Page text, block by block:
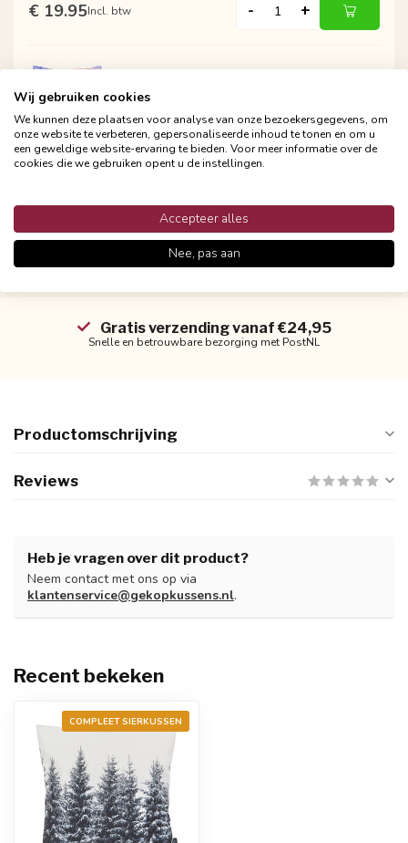
€ 19.95Incl. btw - +
Sierkussen Winter Wonderland | 45 x
45 cm | Katoen/Polyester
€ 19.95 Incl. btw - +
Gratis verzending vanaf €24,95
Snelle en betrouwbare bezorging met PostNL
Productomschrijving
Reviews
Heb je vragen over dit product?
Neem contact met ons op via
klantenservice@gekopkussens.nl.
Recent bekeken
COMPLEET SIERKUSSEN
Wij gebruiken cookies
We kunnen deze plaatsen voor analyse van onze bezoekersgegevens, om
onze website te verbeteren, gepersonaliseerde inhoud te tonen en om u
een geweldige website-ervaring te bieden. Voor meer informatie over de
cookies die we gebruiken opent u de instellingen.
Accepteer alles
Nee, pas aan